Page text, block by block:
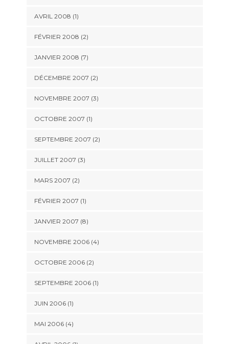
AVRIL 2008 (1)
FÉVRIER 2008 (2)
JANVIER 2008 (7)
DÉCEMBRE 2007 (2)
NOVEMBRE 2007 (3)
OCTOBRE 2007 (1)
SEPTEMBRE 2007 (2)
JUILLET 2007 (3)
MARS 2007 (2)
FÉVRIER 2007 (1)
JANVIER 2007 (8)
NOVEMBRE 2006 (4)
OCTOBRE 2006 (2)
SEPTEMBRE 2006 (1)
JUIN 2006 (1)
MAI 2006 (4)